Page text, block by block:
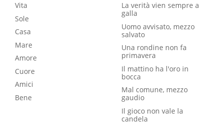
Vita
Sole
Casa
Mare
Amore
Cuore
Amici
Bene
La verità vien sempre a
galla
Uomo avvisato, mezzo
salvato
Una rondine non fa
primavera
Il mattino ha l'oro in
bocca
Mal comune, mezzo
gaudio
Il gioco non vale la
candela